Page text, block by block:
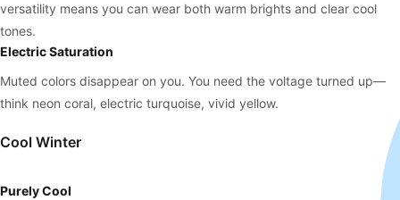
versatility means you can wear both warm brights and clear cool
tones.
Electric Saturation
Muted colors disappear on you. You need the voltage turned up—
think neon coral, electric turquoise, vivid yellow.
Cool Winter
Purely Cool